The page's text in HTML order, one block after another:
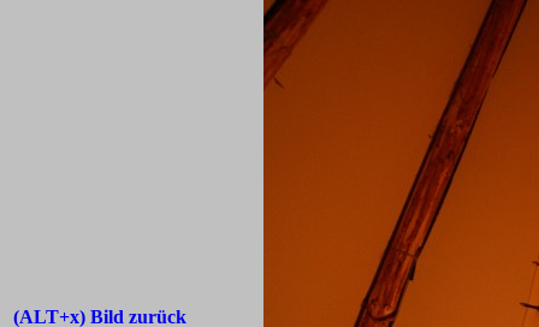
(ALT+x) Bild zurück